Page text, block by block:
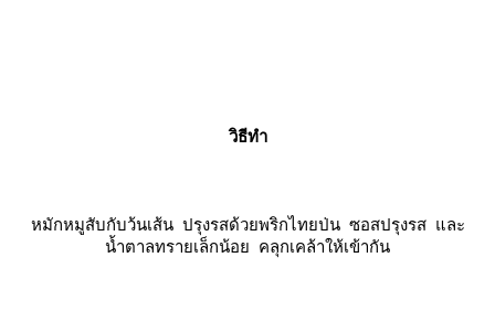
วิธีทำ
หมักหมูสับกับว้นเส้น ปรุงรสด้วยพริกไทยป่น ซอสปรุงรส และ
น้ำตาลทรายเล็กน้อย คลุกเคล้าให้เข้ากัน